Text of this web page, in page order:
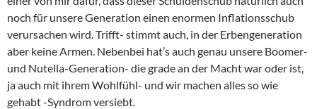
noch für unsere Generation einen enormen Inflationsschub
verursachen wird. Trifft- stimmt auch, in der Erbengeneration
aber keine Armen. Nebenbei hat’s auch genau unsere Boomer-
und Nutella-Generation- die grade an der Macht war oder ist,
ja auch mit ihrem Wohlfühl- und wir machen alles so wie
gehabt -Syndrom versiebt.